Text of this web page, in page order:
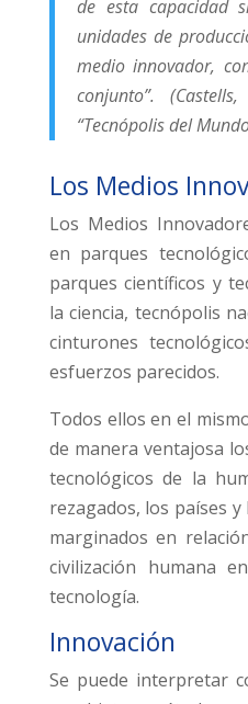
de esta capacidad
unidades de
medio innovador,
conjunto”.
“Tecnópolis del
Los Medios
Los Medios
en parques
parques científicos y
la ciencia, tecnópolis
cinturones
esfuerzos parecidos.
Todos ellos en el
de manera ventajosa
tecnológicos de la
rezagados, los países
marginados en
civilización humana
tecnología.
Innovación
Se puede interpretar